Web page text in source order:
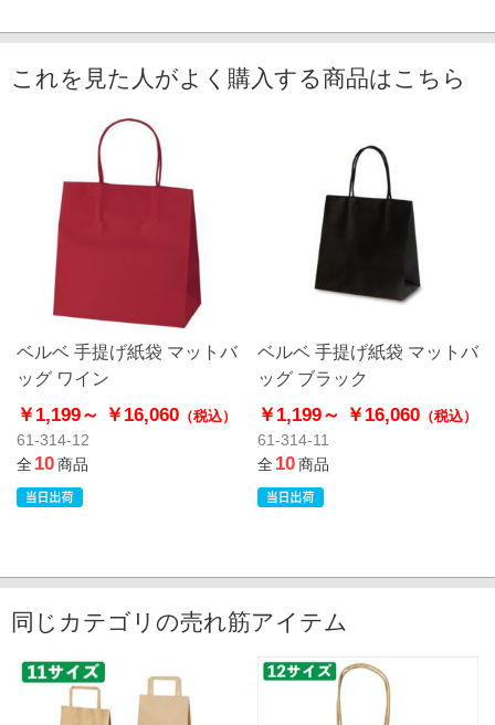
これを見た人がよく購入する商品はこちら
ベルベ 手提げ紙袋 マットバ
ッグ ワイン
￥1,199～ ￥16,060 （税込）
61-314-12
全10商品
ベルベ 手提げ紙袋 マットバ
ッグ ブラック
￥1,199～ ￥16,060（税込）
61-314-11
全10商品
同じカテゴリの売れ筋アイテム